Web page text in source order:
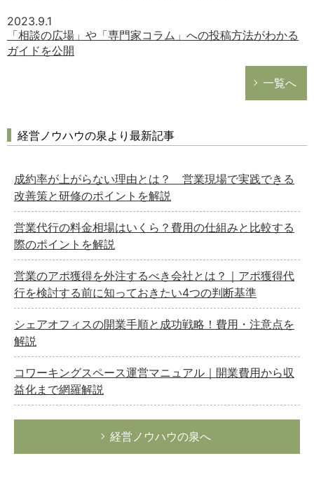
2023.9.1
「相談の広場」や「専門家コラム」への投稿方法がわかる
ガイドを公開
一覧へ
経営ノウハウの泉より最新記事
成約率が上がらない理由とは？ 営業現場で実践できる
改善策と研修のポイントを解説
営業代行の料金相場はいくら？費用の仕組みと比較する
際のポイントを解説
営業のアポ獲得を外注するべき会社とは？｜アポ獲得代
行を検討する前に知っておきたい4つの判断基準
シェアオフィスの開業手順と成功戦略！費用・注意点を
解説
コワーキングスペース運営マニュアル｜開業費用から収
益化まで網羅解説
経営ノウハウの泉へ